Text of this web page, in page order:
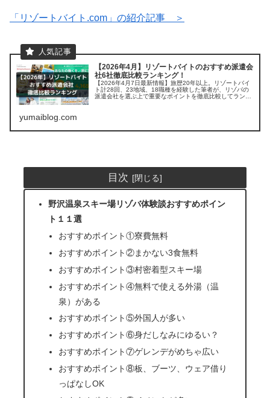
「リゾートバイト.com」の紹介記事 ＞
【2026年4月】リゾートバイトのおすすめ派遣会
社6社徹底比較ランキング！
【2026年4月7日最新情報】旅歴20年以上。リゾートバイ
ト計28回、23地域、18職種を経験した筆者が、リゾバの
派遣会社を選ぶ上で重要なポイントを徹底比較してランキ
yumaiblog.com
目次
野沢温泉スキー場リゾバ体験談おすすめポイン
ト１１選
おすすめポイント①寮費無料
おすすめポイント②まかない3食無料
おすすめポイント③村密着型スキー場
おすすめポイント④無料で使える外湯（温
泉）がある
おすすめポイント⑤外国人が多い
おすすめポイント⑥身だしなみにゆるい？
おすすめポイント⑦ゲレンデがめちゃ広い
おすすめポイント⑧板、ブーツ、ウェア借り
っぱなしOK